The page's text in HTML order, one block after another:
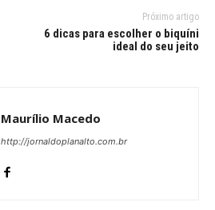
Próximo artigo
6 dicas para escolher o biquíni
ideal do seu jeito
Maurílio Macedo
http://jornaldoplanalto.com.br